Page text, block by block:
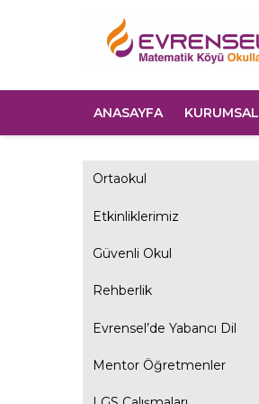
ANASAYFA KURUMSAL
Ortaokul
Etkinliklerimiz
Güvenli Okul
Rehberlik
Evrensel’de Yabancı Dil
Mentor Öğretmenler